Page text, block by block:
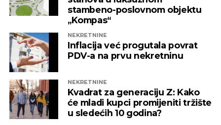
nadležne institucije da što prije pronađu
adekvatno rješenje kako ni jedna druga
domaća kompanija u budućnosti ne bi bila
izložena nezabilježenoj diskriminaciji”
saopšteno je iz “Invictusa”.
Kažu i da su sada izloženi potezima koji nemaju bilo
kakve veze sa normalnim poslovanjem i
poštovanjem zakonskih normi, a da ih relevantne
institucije kao savjesnog poslovnog subjekta nisu u
stanju zaštiti, zbog čega moraju priznati da je teško
stambeno-poslovnom objektu
„Kompas“
NEKRETNINE
Inflacija već progutala povrat
PDV-a na prvu nekretninu
NEKRETNINE
Kvadrat za generaciju Z: Kako
će mladi kupci promijeniti tržište
u sledećih 10 godina?